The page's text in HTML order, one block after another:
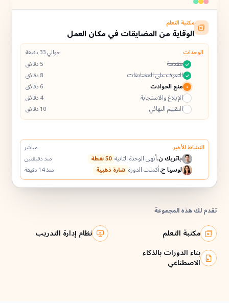
مكتبة التعلم
الوقاية من المضايقات في مكان العمل
الوحدات
حوالي 33 دقيقة
مقدمة 5 دقائق
التعرف على المضايقات 8 دقائق
منع الحوادث 6 دقائق
الإبلاغ والاستجابة 4 دقائق
التقييم النهائي 10 دقائق
النشاط الأخير مباشر
باتريك ن.أنهى الوحدة الثانية 50 نقطة منذ دقيقتين
لوسيا ج.أكملت الدورة شارة ذهبية منذ 14 دقيقة
تقدم لك هذه المجموعة
مكتبة التعلم
نظام إدارة التدريب
بناء الدورات بالذكاء
الاصطناعي